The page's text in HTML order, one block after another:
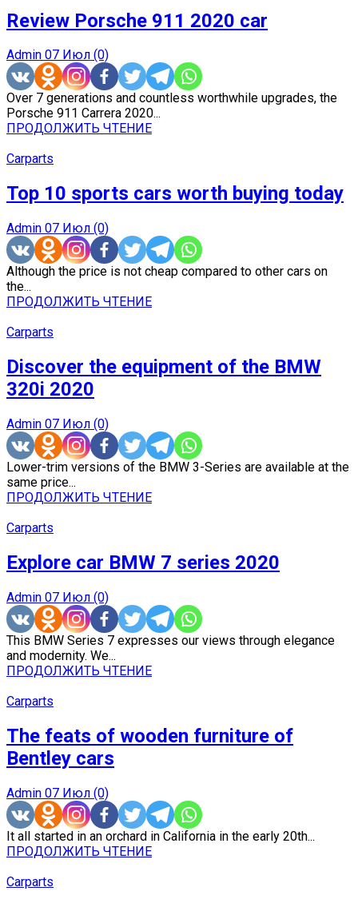
Review Porsche 911 2020 car
Admin 07 Июл (0)
Over 7 generations and countless worthwhile upgrades, the
Porsche 911 Carrera 2020...
ПРОДОЛЖИТЬ ЧТЕНИЕ
Carparts
Top 10 sports cars worth buying today
Admin 07 Июл (0)
Although the price is not cheap compared to other cars on
the...
ПРОДОЛЖИТЬ ЧТЕНИЕ
Carparts
Discover the equipment of the BMW
320i 2020
Admin 07 Июл (0)
Lower-trim versions of the BMW 3-Series are available at the
same price...
ПРОДОЛЖИТЬ ЧТЕНИЕ
Carparts
Explore car BMW 7 series 2020
Admin 07 Июл (0)
This BMW Series 7 expresses our views through elegance
and modernity. We...
ПРОДОЛЖИТЬ ЧТЕНИЕ
Carparts
The feats of wooden furniture of
Bentley cars
Admin 07 Июл (0)
It all started in an orchard in California in the early 20th...
ПРОДОЛЖИТЬ ЧТЕНИЕ
Carparts